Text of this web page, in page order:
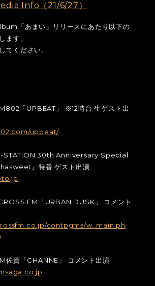
Info（21/6/27）
「あまい」リリースにあたり以下の
ます。
てください。
「UPBEAT」 ※12時台 生ゲスト出
upbeat/
STATION 30th Anniversary Special
』特番 ゲスト出演
FM「URBAN DUSK」 コメント
contpgms/w_main.ph
佐賀「CHANNE」 コメント出演